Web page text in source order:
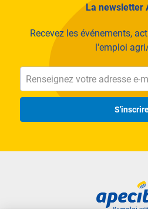
La newsletter
Recevez les événements,
l'emploi